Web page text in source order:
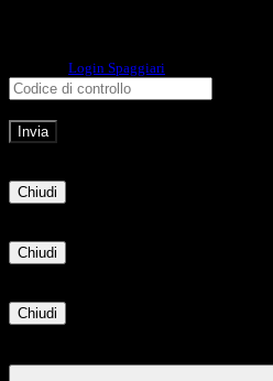
Login Spaggiari
Chiudi
Chiudi
Chiudi